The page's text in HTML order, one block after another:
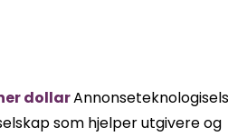
dollar
som hjelper utgivere og